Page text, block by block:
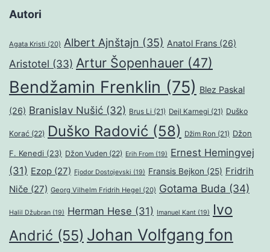
Autori
Agata Kristi (20) Albert Ajnštajn (35) Anatol Frans (26)
Aristotel (33) Artur Šopenhauer (47)
Bendžamin Frenklin (75) Blez Paskal
(26) Branislav Nušić (32) Brus Li (21) Dejl Karnegi (21) Duško
Korać (22) Duško Radović (58) Džim Ron (21) Džon
F. Kenedi (23) Džon Vuden (22) Erih From (19) Ernest Hemingvej
(31) Ezop (27) Fjodor Dostojevski (19) Fransis Bejkon (25) Fridrih
Niče (27) Georg Vilhelm Fridrih Hegel (20) Gotama Buda (34)
Halil Džubran (19) Herman Hese (31) Imanuel Kant (19)
Ivo
Andrić (55) Johan Volfgang fon